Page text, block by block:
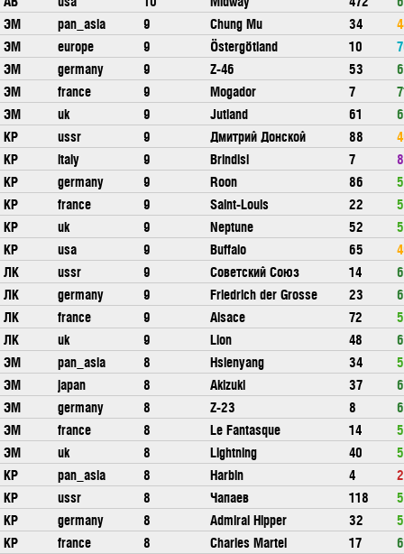
ЭМ
pan_asia 9 Chung Mu 34
ЭМ
europe 9 Östergötland 10
ЭМ
germany 9 Z-46 53
ЭМ
france 9 Mogador 7
ЭМ
uk 9 Jutland 61
КР
ussr 9 Дмитрий Донской 88
КР
italy 9 Brindisi 7
КР
germany 9 Roon 86
КР
france 9 Saint-Louis 22
КР
uk 9 Neptune 52
КР
usa 9 Buffalo 65
ЛК
ussr 9 Советский Союз 14
ЛК
germany 9 Friedrich der Grosse 23
ЛК
france 9 Alsace 72
ЛК
uk 9 Lion 48
ЭМ
pan_asia 8 Hsienyang 34
ЭМ
japan 8 Akizuki 37
ЭМ
germany 8 Z-23 8
ЭМ
france 8 Le Fantasque 14
ЭМ
uk 8 Lightning 40
КР
pan_asia 8 Harbin 4
КР
ussr 8 Чапаев 118
КР
germany 8 Admiral Hipper 32
КР
france 8 Charles Martel 17